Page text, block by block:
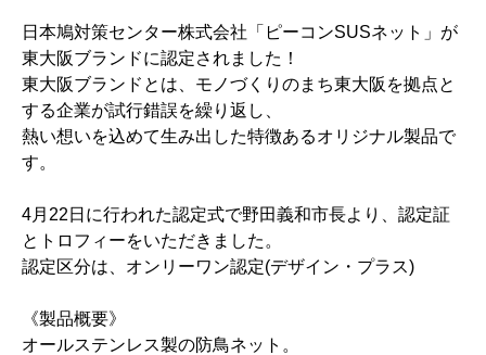
日本鳩対策センター株式会社「ピーコンSUSネット」が
東大阪ブランドに認定されました！
東大阪ブランドとは、モノづくりのまち東大阪を拠点と
する企業が試行錯誤を繰り返し、
熱い想いを込めて生み出した特徴あるオリジナル製品で
す。
4月22日に行われた認定式で野田義和市長より、認定証
とトロフィーをいただきました。
認定区分は、オンリーワン認定(デザイン・プラス)
《製品概要》
オールステンレス製の防鳥ネット。